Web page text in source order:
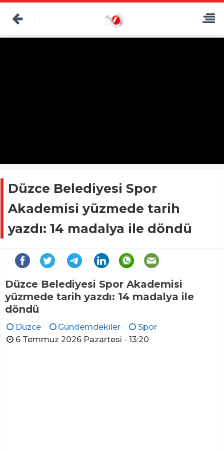
Düzce Belediyesi Spor
Akademisi yüzmede tarih
yazdı: 14 madalya ile döndü
Düzce Belediyesi Spor Akademisi
yüzmede tarih yazdı: 14 madalya ile
döndü
Düzce Gündemdekiler
Spor
6 Temmuz 2026 Pazartesi - 13:20